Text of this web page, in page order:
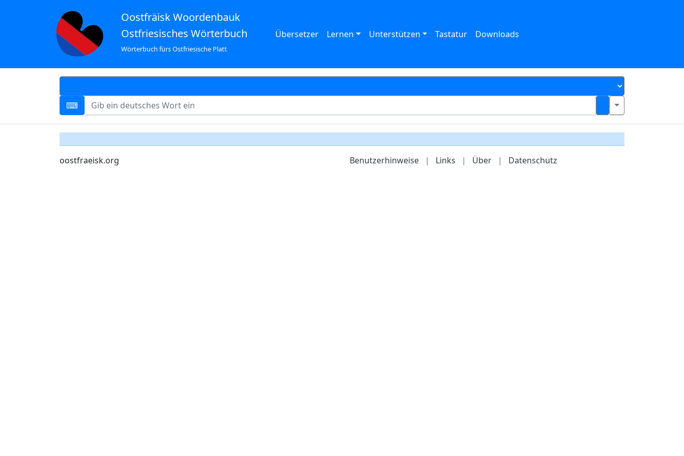
Oostfräisk Woordenbauk
Ostfriesisches Wörterbuch
Wörterbuch fürs Ostfriesische Platt
Übersetzer Lernen Unterstützen Tastatur Downloads
oostfraeisk.org Benutzerhinweise | Links | Über | Datenschutz